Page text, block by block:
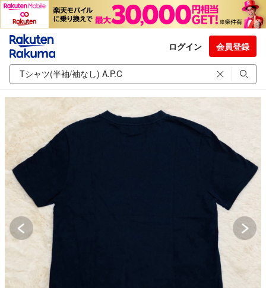
ログイン 会員登録